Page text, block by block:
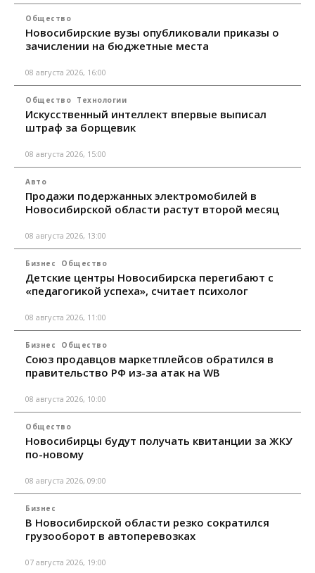
Общество
Новосибирские вузы опубликовали приказы о
зачислении на бюджетные места
08 августа 2026, 16:00
Общество Технологии
Искусственный интеллект впервые выписал
штраф за борщевик
08 августа 2026, 15:00
Авто
Продажи подержанных электромобилей в
Новосибирской области растут второй месяц
08 августа 2026, 13:00
Бизнес Общество
Детские центры Новосибирска перегибают с
«педагогикой успеха», считает психолог
08 августа 2026, 11:00
Бизнес Общество
Союз продавцов маркетплейсов обратился в
правительство РФ из-за атак на WB
08 августа 2026, 10:00
Общество
Новосибирцы будут получать квитанции за ЖКУ
по-новому
08 августа 2026, 09:00
Бизнес
В Новосибирской области резко сократился
грузооборот в автоперевозках
07 августа 2026, 19:00